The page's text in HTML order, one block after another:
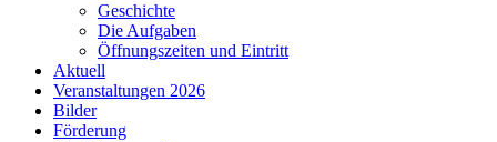
Geschichte
Die Aufgaben
Öffnungszeiten und Eintritt
Aktuell
Veranstaltungen 2026
Bilder
Förderung